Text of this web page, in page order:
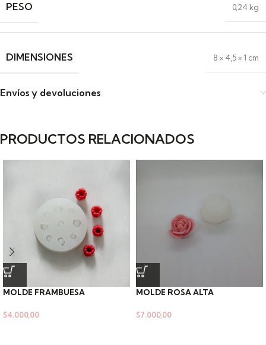
PESO
0,24 kg
DIMENSIONES 8 × 4,5 × 1 cm
Envíos y devoluciones
PRODUCTOS RELACIONADOS
MOLDE FRAMBUESA
$4.000,00
MOLDE ROSA ALTA
$7.000,00